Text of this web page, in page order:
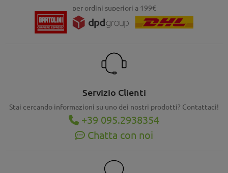
per ordini superiori a 199€
Servizio Clienti
Stai cercando informazioni su uno dei nostri prodotti? Contattaci!
+39 095.2938354
Chatta con noi